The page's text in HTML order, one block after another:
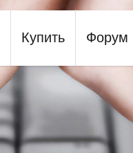
Купить Форум